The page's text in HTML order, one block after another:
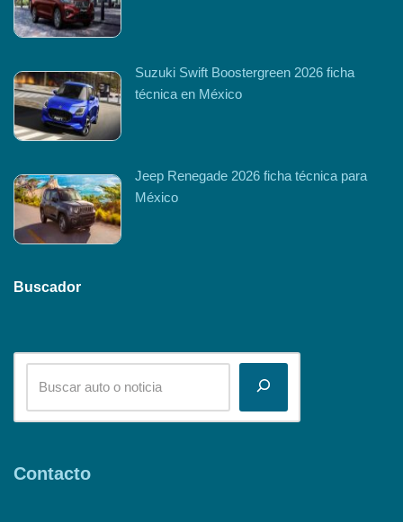
Suzuki Swift Boostergreen 2026 ficha
técnica en México
Jeep Renegade 2026 ficha técnica para
México
Buscador
Contacto